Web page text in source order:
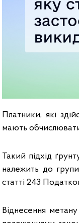
Платники, які
мають
Такий підхід
належить до
статті 243
Віднесення